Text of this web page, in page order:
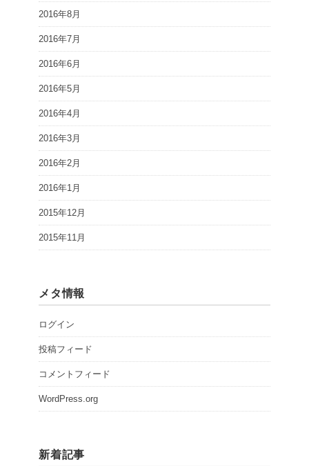
2016年8月
2016年7月
2016年6月
2016年5月
2016年4月
2016年3月
2016年2月
2016年1月
2015年12月
2015年11月
メタ情報
ログイン
投稿フィード
コメントフィード
WordPress.org
新着記事